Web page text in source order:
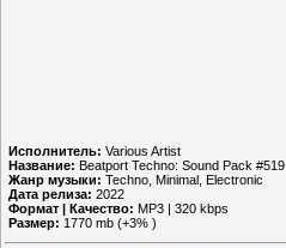
Исполнитель: Various Artist
Название: Beatport Techno: Sound Pack #519
Жанр музыки: Techno, Minimal, Electronic
Дата релиза: 2022
Формат | Качество: MP3 | 320 kbps
Размер: 1770 mb (+3% )